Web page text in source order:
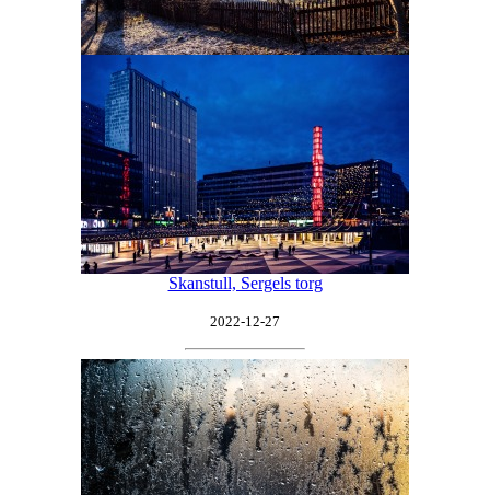
Skanstull, Sergels torg
2022-12-27